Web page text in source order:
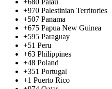
+970 Palestinian Territories
+507 Panama
+675 Papua New Guinea
+595 Paraguay
+51 Peru
+63 Philippines
+48 Poland
+351 Portugal
+1 Puerto Rico